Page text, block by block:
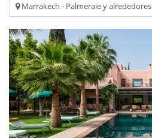
Marrakech - Palmeraie y alrededores